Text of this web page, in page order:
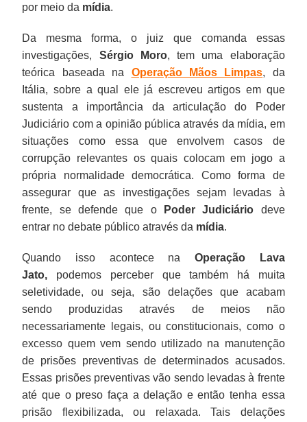
por meio da mídia.
Da mesma forma, o juiz que comanda essas
investigações, Sérgio Moro, tem uma elaboração
teórica baseada na Operação Mãos Limpas, da
Itália, sobre a qual ele já escreveu artigos em que
sustenta a importância da articulação do Poder
Judiciário com a opinião pública através da mídia, em
situações como essa que envolvem casos de
corrupção relevantes os quais colocam em jogo a
própria normalidade democrática. Como forma de
assegurar que as investigações sejam levadas à
frente, se defende que o
Poder Judiciário deve
entrar no debate público através da mídia.
Quando isso acontece na Operação Lava
Jato, podemos perceber que também há muita
seletividade, ou seja, são delações que acabam
sendo produzidas através de meios não
necessariamente legais, ou constitucionais, como o
excesso quem vem sendo utilizado na manutenção
de prisões preventivas de determinados acusados.
Essas prisões preventivas vão sendo levadas à frente
até que o preso faça a delação e então tenha essa
prisão flexibilizada, ou relaxada. Tais delações